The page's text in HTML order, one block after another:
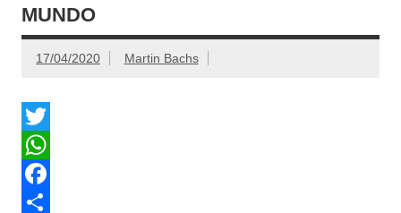
MUNDO
17/04/2020 Martin Bachs
T
w
W
hF